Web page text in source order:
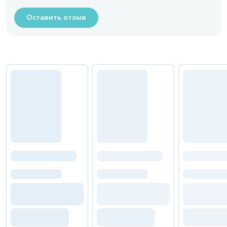
Оставить отзыв